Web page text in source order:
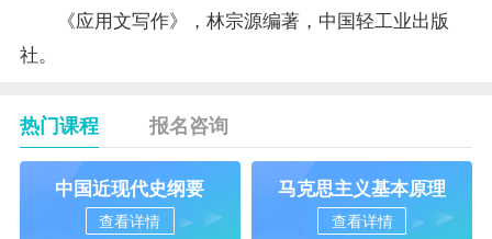
《应用文写作》，林宗源编著，中国轻工业出版
社。
热门课程 报名咨询
中国近现代史纲要
查看详情
马克思主义基本原理
查看详情